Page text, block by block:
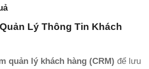
Lý Thông Tin Khách
quản lý khách hàng (CRM) để lưu